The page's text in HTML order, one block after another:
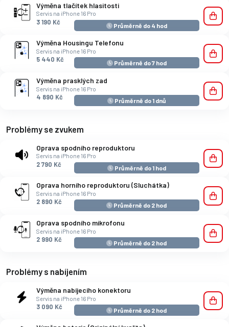
Výměna tlačítek hlasitosti
Servis na iPhone 16 Pro
3 190 Kč
Průměrně do 4 hod
Výměna Housingu Telefonu
Servis na iPhone 16 Pro
5 440 Kč
Průměrně do 7 hod
Výměna prasklých zad
Servis na iPhone 16 Pro
4 890 Kč
Průměrně do 1 dnů
Problémy se zvukem
Oprava spodního reproduktoru
Servis na iPhone 16 Pro
2 790 Kč
Průměrně do 1 hod
Oprava horního reproduktoru (Sluchátka)
Servis na iPhone 16 Pro
2 890 Kč
Průměrně do 2 hod
Oprava spodního mikrofonu
Servis na iPhone 16 Pro
2 990 Kč
Průměrně do 2 hod
Problémy s nabíjením
Výměna nabíjecího konektoru
Servis na iPhone 16 Pro
3 090 Kč
Průměrně do 2 hod